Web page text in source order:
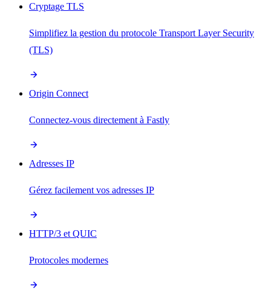
Cryptage TLS
Simplifiez la gestion du protocole Transport Layer Security
(TLS)
Origin Connect
Connectez-vous directement à Fastly
Adresses IP
Gérez facilement vos adresses IP
HTTP/3 et QUIC
Protocoles modernes